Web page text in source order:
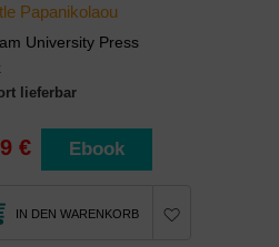
Papanikolaou
University Press
lieferbar
€ Ebook
IN DEN WARENKORB